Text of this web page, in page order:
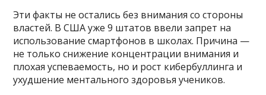
Эти факты не остались без внимания со стороны
властей. В США уже 9 штатов ввели запрет на
использование смартфонов в школах. Причина —
не только снижение концентрации внимания и
плохая успеваемость, но и рост кибербуллинга и
ухудшение ментального здоровья учеников.